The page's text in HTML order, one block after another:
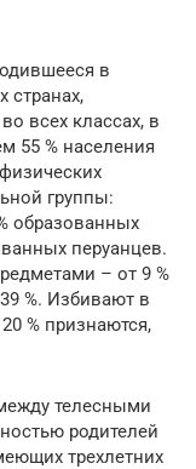
в
странах,
всех классах, в
55 % населения
группы:
образованных
перуанцев.
– от 9 %
%. Избивают в
% признаются,
телесными
родителей
трехлетних